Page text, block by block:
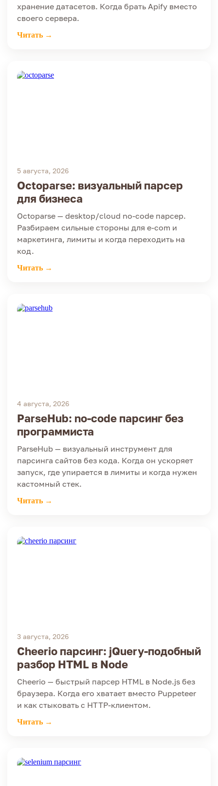
хранение датасетов. Когда брать Apify вместо
своего сервера.
Читать →
5 августа, 2026
Octoparse: визуальный парсер
для бизнеса
Octoparse — desktop/cloud no-code парсер.
Разбираем сильные стороны для e-com и
маркетинга, лимиты и когда переходить на
код.
Читать →
4 августа, 2026
ParseHub: no-code парсинг без
программиста
ParseHub — визуальный инструмент для
парсинга сайтов без кода. Когда он ускоряет
запуск, где упирается в лимиты и когда нужен
кастомный стек.
Читать →
3 августа, 2026
Cheerio парсинг: jQuery-подобный
разбор HTML в Node
Cheerio — быстрый парсер HTML в Node.js без
браузера. Когда его хватает вместо Puppeteer
и как стыковать с HTTP-клиентом.
Читать →